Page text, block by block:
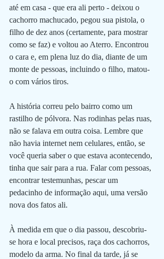
até em casa - que era ali perto - deixou o
cachorro machucado, pegou sua pistola, o
filho de dez anos (certamente, para mostrar
como se faz) e voltou ao Aterro. Encontrou
o cara e, em plena luz do dia, diante de um
monte de pessoas, incluindo o filho, matou-
o com vários tiros.
A história correu pelo bairro como um
rastilho de pólvora. Nas rodinhas pelas ruas,
não se falava em outra coisa. Lembre que
não havia internet nem celulares, então, se
você queria saber o que estava acontecendo,
tinha que sair para a rua. Falar com pessoas,
encontrar testemunhas, pescar um
pedacinho de informação aqui, uma versão
nova dos fatos ali.
À medida em que o dia passou, descobriu-
se hora e local precisos, raça dos cachorros,
modelo da arma. No final da tarde, já se